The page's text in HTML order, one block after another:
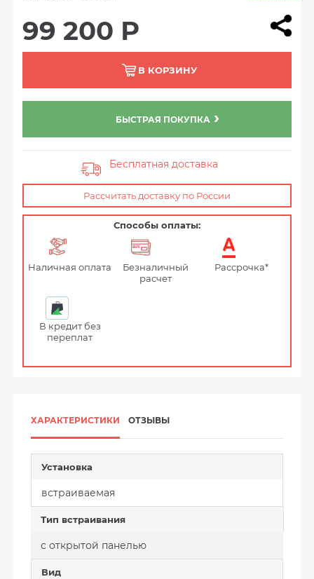
99 200 Р
В КОРЗИНУ
БЫСТРАЯ ПОКУПКА
Бесплатная доставка
Рассчитать доставку по России
Способы оплаты:
Наличная оплата
Безналичный
расчет
Рассрочка*
В кредит без
переплат
ХАРАКТЕРИСТИКИ ОТЗЫВЫ
Установка
встраиваемая
Тип встраивания
с открытой панелью
Вид